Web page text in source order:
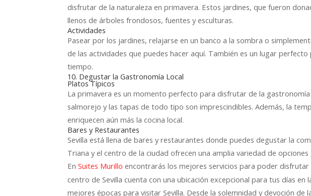
disfrutar de la naturaleza en primavera. Estos jardines, que fueron
llenos de árboles frondosos, fuentes y esculturas.
Actividades
Pasear por los jardines, relajarse en un banco a la sombra o
de las actividades que puedes hacer aquí. También es un lugar
tiempo.
10. Degustar la Gastronomía Local
Platos Típicos
La primavera es un momento perfecto para disfrutar de la gastronomía
salmorejo y las tapas de todo tipo son imprescindibles. Además, la
enriquecen aún más la cocina local.
Bares y Restaurantes
Sevilla está llena de bares y restaurantes donde puedes degustar la
Triana y el centro de la ciudad ofrecen una amplia variedad de
EnSuites Murillo encontrarás los mejores servicios para poder disfrutar
centro de Sevilla cuenta con una ubicación excepcional para tus días en
mejores épocas para visitar Sevilla. Desde la solemnidad y devoción de